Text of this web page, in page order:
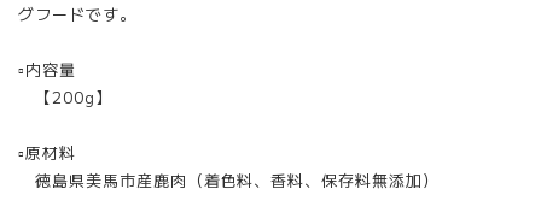
グフードです。
▫︎内容量
【200g】
▫︎原材料
徳島県美馬市産鹿肉（着色料、香料、保存料無添加）